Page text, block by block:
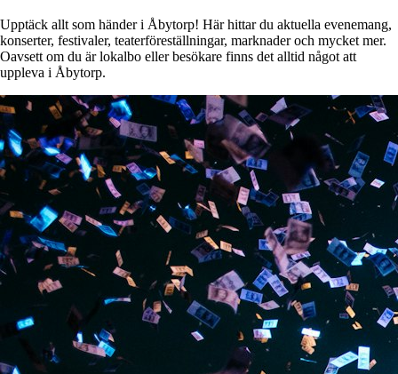
Upptäck allt som händer i Åbytorp! Här hittar du aktuella evenemang,
konserter, festivaler, teaterföreställningar, marknader och mycket mer.
Oavsett om du är lokalbo eller besökare finns det alltid något att
uppleva i Åbytorp.